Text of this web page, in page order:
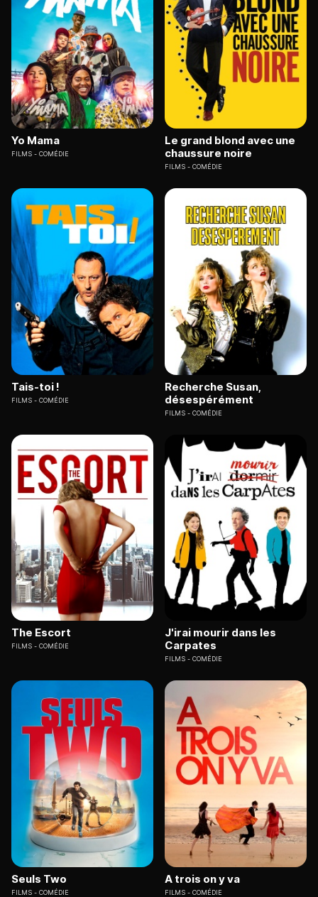
Yo Mama
FILMS COMÉDIE
Le grand blond avec une
chaussure noire
FILMS COMÉDIE
Tais-toi !
FILMS COMÉDIE
Recherche Susan,
désespérément
FILMS COMÉDIE
The Escort
FILMS COMÉDIE
J'irai mourir dans les
Carpates
FILMS COMÉDIE
Seuls Two
FILMS COMÉDIE
A trois on y va
FILMS COMÉDIE